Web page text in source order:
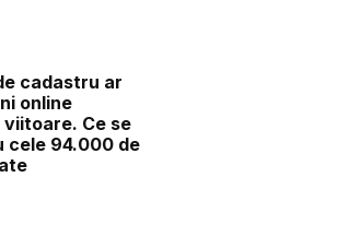
cadastru ar
online
viitoare. Ce se
cele 94.000 de